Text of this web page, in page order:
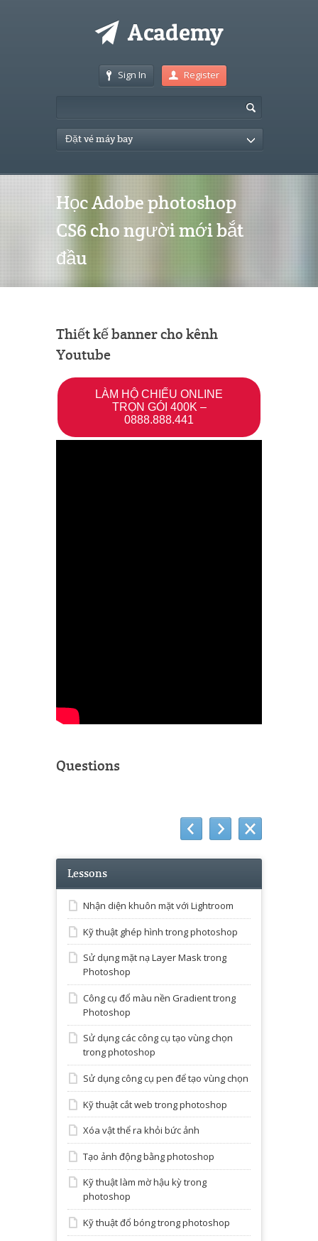
Sign In Register
Đặt vé máy bay
Học Adobe photoshop
CS6 cho người mới bắt
đầu
Thiết kế banner cho kênh
Youtube
LÀM HỘ CHIẾU ONLINE
TRỌN GÓI 400K –
0888.888.441
Questions
Lessons
Nhận diện khuôn mặt với Lightroom
Kỹ thuật ghép hình trong photoshop
Sử dụng mặt nạ Layer Mask trong
Photoshop
Công cụ đổ màu nền Gradient trong
Photoshop
Sử dụng các công cụ tạo vùng chọn
trong photoshop
Sử dụng công cụ pen để tạo vùng chọn
Kỹ thuật cắt web trong photoshop
Xóa vật thể ra khỏi bức ảnh
Tạo ảnh động bằng photoshop
Kỹ thuật làm mờ hậu kỳ trong
photoshop
Kỹ thuật đổ bóng trong photoshop